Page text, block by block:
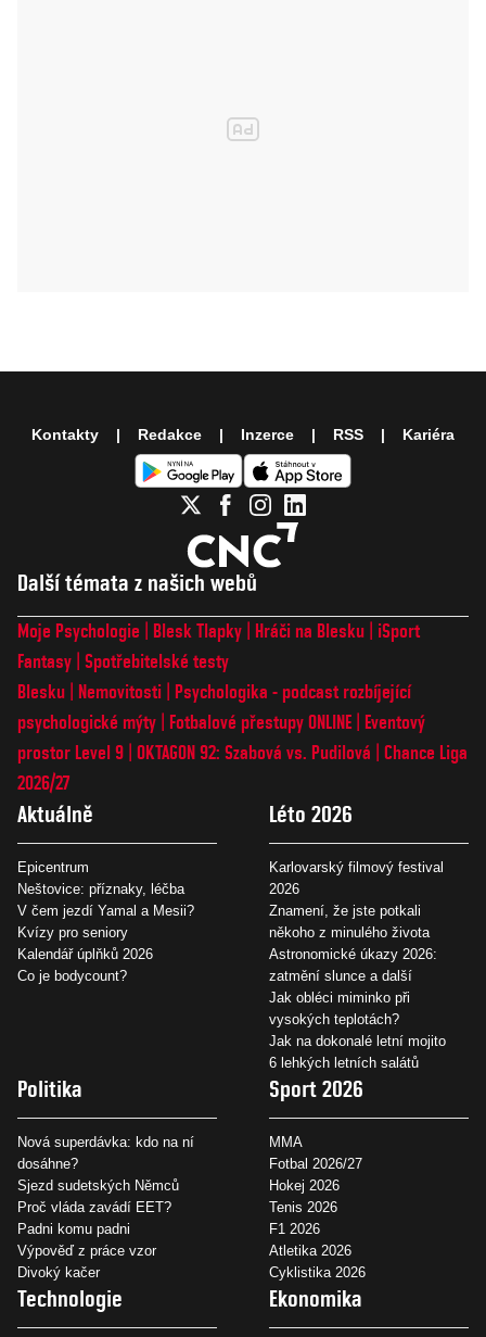
Další témata z našich webů
Moje Psychologie Blesk Tlapky Hráči na Blesku
iSport
Fantasy Spotřebitelské testy
Blesku
Nemovitosti
Psychologika - podcast rozbíjející
psychologické mýty
Fotbalové přestupy ONLINE
Eventový
prostor Level 9 OKTAGON 92: Szabová vs. Pudilová
Chance Liga
2026/27
Aktuálně
Epicentrum
Neštovice: příznaky, léčba
V čem jezdí Yamal a Mesii?
Kvízy pro seniory
Kalendář úplňků 2026
Co je bodycount?
Léto 2026
Karlovarský filmový festival
2026
Znamení, že jste potkali
někoho z minulého života
Astronomické úkazy 2026:
zatmění slunce a další
Jak obléci miminko při
vysokých teplotách?
Jak na dokonalé letní mojito
6 lehkých letních salátů
Politika
Nová superdávka: kdo na ní
dosáhne?
Sjezd sudetských Němců
Proč vláda zavádí EET?
Padni komu padni
Výpověď z práce vzor
Divoký kačer
Sport 2026
MMA
Fotbal 2026/27
Hokej 2026
Tenis 2026
F1 2026
Atletika 2026
Cyklistika 2026
Technologie Ekonomika
Kontakty Redakce Inzerce RSS Kariéra